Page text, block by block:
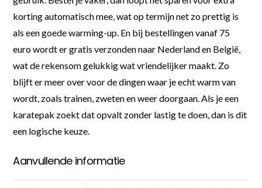
korting automatisch mee, wat op termijn net zo prettig is
als een goede warming-up. En bij bestellingen vanaf 75
euro wordt er gratis verzonden naar Nederland en België,
wat de rekensom gelukkig wat vriendelijker maakt. Zo
blijft er meer over voor de dingen waar je echt warm van
wordt, zoals trainen, zweten en weer doorgaan. Als je een
karatepak zoekt dat opvalt zonder lastig te doen, dan is dit
een logische keuze.
Aanvullende informatie